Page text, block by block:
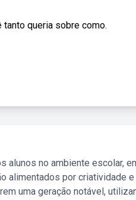
tanto queria sobre como.
alunos no ambiente escolar,
alimentados por criatividade e
uma geração notável,